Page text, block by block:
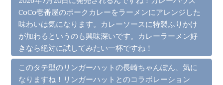
CoCo壱番屋のポークカレーをラーメンにアレンジした
味わいは気になります。カレーソースに特製ふりかけ
が加わるというのも興味深いです。カレーラーメン好
きなら絶対に試してみたい一杯ですね！
このタテ型のリンガーハットの長崎ちゃんぽん、気に
なりますね！リンガーハットとのコラボレーション